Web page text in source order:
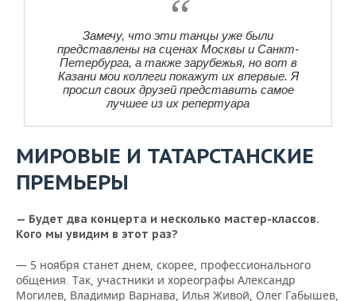
Замечу, что эти танцы уже были
представлены на сценах Москвы и Санкт-
Петербурга, а также зарубежья, но вот в
Казани мои коллеги покажут их впервые. Я
просил своих друзей представить самое
лучшее из их репертуара
МИРОВЫЕ И ТАТАРСТАНСКИЕ
ПРЕМЬЕРЫ
— Будет два концерта и несколько мастер-классов.
Кого мы увидим в этот раз?
— 5 ноября станет днем, скорее, профессионального
общения. Так, участники и хореографы Александр
Могилев, Владимир Варнава, Илья Живой, Олег Габышев,